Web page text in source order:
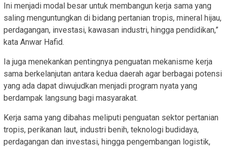
Ini menjadi modal besar untuk membangun kerja sama yang
saling menguntungkan di bidang pertanian tropis, mineral hijau,
perdagangan, investasi, kawasan industri, hingga pendidikan,”
kata Anwar Hafid.
Ia juga menekankan pentingnya penguatan mekanisme kerja
sama berkelanjutan antara kedua daerah agar berbagai potensi
yang ada dapat diwujudkan menjadi program nyata yang
berdampak langsung bagi masyarakat.
Kerja sama yang dibahas meliputi penguatan sektor pertanian
tropis, perikanan laut, industri benih, teknologi budidaya,
perdagangan dan investasi, hingga pengembangan logistik,